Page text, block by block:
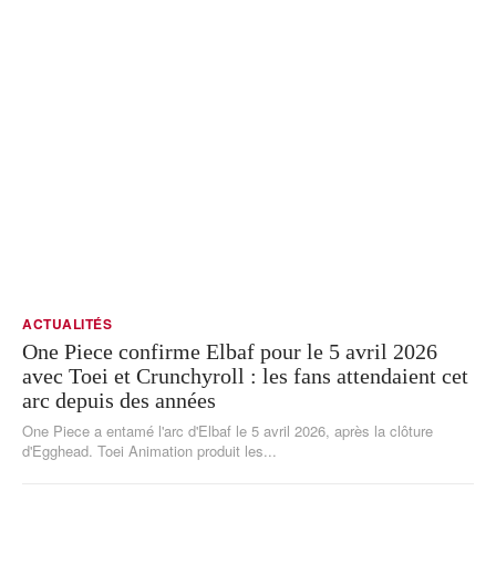
ACTUALITÉS
One Piece confirme Elbaf pour le 5 avril 2026
avec Toei et Crunchyroll : les fans attendaient cet
arc depuis des années
One Piece a entamé l'arc d'Elbaf le 5 avril 2026, après la clôture
d'Egghead. Toei Animation produit les...